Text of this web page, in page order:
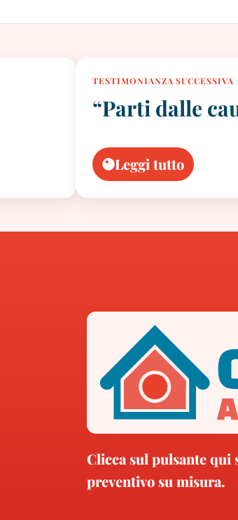
TESTIMONIANZA SUCCESSIVA
“Parti dalle
Leggi tutto
Clicca sul pulsante
preventivo su misura.